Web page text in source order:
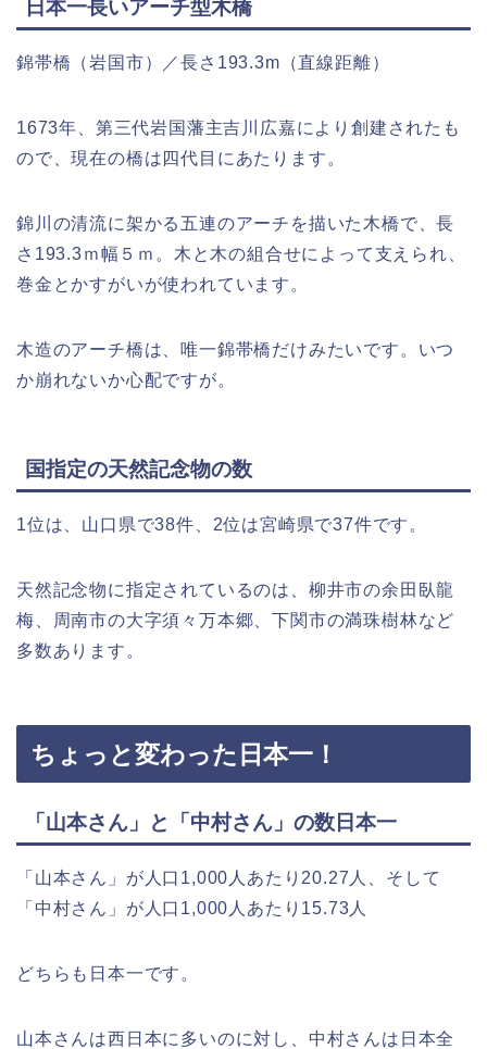
日本一長いアーチ型木橋
錦帯橋（岩国市）／長さ193.3m（直線距離）
1673年、第三代岩国藩主吉川広嘉により創建されたも
ので、現在の橋は四代目にあたります。
錦川の清流に架かる五連のアーチを描いた木橋で、長
さ193.3ｍ幅５ｍ。木と木の組合せによって支えられ、
巻金とかすがいが使われています。
木造のアーチ橋は、唯一錦帯橋だけみたいです。いつ
か崩れないか心配ですが。
国指定の天然記念物の数
1位は、山口県で38件、2位は宮崎県で37件です。
天然記念物に指定されているのは、柳井市の余田臥龍
梅、周南市の大字須々万本郷、下関市の満珠樹林など
多数あります。
ちょっと変わった日本一！
「山本さん」と「中村さん」の数日本一
「山本さん」が人口1,000人あたり20.27人、そして
「中村さん」が人口1,000人あたり15.73人
どちらも日本一です。
山本さんは西日本に多いのに対し、中村さんは日本全